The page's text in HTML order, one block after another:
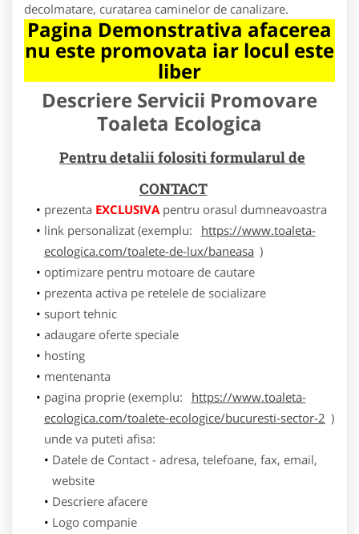
decolmatare, curatarea caminelor de canalizare.
Pagina Demonstrativa afacerea
nu este promovata iar locul este
liber
Descriere Servicii Promovare
Toaleta Ecologica
Pentru detalii folositi formularul de
CONTACT
prezenta EXCLUSIVApentru orasul dumneavoastra
link personalizat (exemplu:
https://www.toaleta-
ecologica.com/toalete-de-lux/baneasa )
optimizare pentru motoare de cautare
prezenta activa pe retelele de socializare
suport tehnic
adaugare oferte speciale
hosting
mentenanta
pagina proprie (exemplu:
https://www.toaleta-
ecologica.com/toalete-ecologice/bucuresti-sector-2 )
unde va puteti afisa:
Datele de Contact - adresa, telefoane, fax, email,
website
Descriere afacere
Logo companie